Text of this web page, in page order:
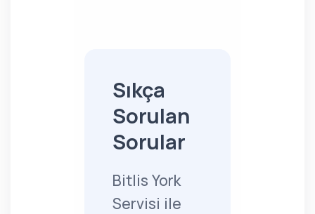
Sıkça
Sorulan
Sorular
Bitlis York
Servisi ile